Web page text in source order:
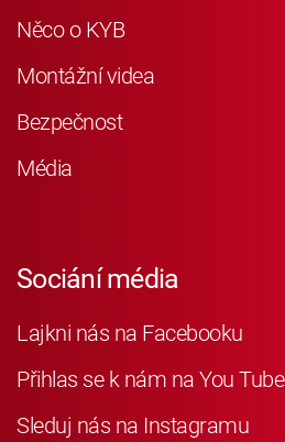
Něco o KYB
Montážní videa
Bezpečnost
Média
Sociání média
Lajkni nás na Facebooku
Přihlas se k nám na You Tube
Sleduj nás na Instagramu